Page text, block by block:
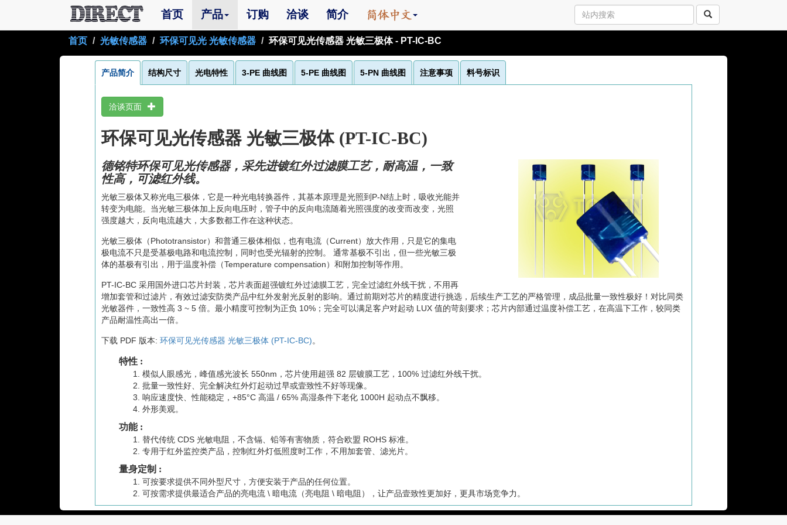
首页(current)
产品 订购 洽谈 简介
首页 光敏传感器 环保可见光 光敏传感器 环保可见光传感器 光敏三极体 - PT-IC-BC
产品简介 结构尺寸 光电特性 3-PE 曲线图 5-PE 曲线图 5-PN 曲线图 注意事项 料号标识
洽谈页面
环保可见光传感器 光敏三极体 (PT-IC-BC)
德铭特环保可见光传感器，采先进镀红外过滤膜工艺，耐高温，一致
性高，可滤红外线。
光敏三极体又称光电三极体，它是一种光电转换器件，其基本原理是光照到P-N结上时，吸收光能并
转变为电能。当光敏三极体加上反向电压时，管子中的反向电流随着光照强度的改变而改变，光照
强度越大，反向电流越大，大多数都工作在这种状态。
光敏三极体（Phototransistor）和普通三极体相似，也有电流（Current）放大作用，只是它的集电
极电流不只是受基极电路和电流控制，同时也受光辐射的控制。 通常基极不引出，但一些光敏三极
体的基极有引出，用于温度补偿（Temperature compensation）和附加控制等作用。
PT-IC-BC 采用国外进口芯片封装，芯片表面超强镀红外过滤膜工艺，完全过滤红外线干扰，不用再
增加套管和过滤片，有效过滤安防类产品中红外发射光反射的影响。通过前期对芯片的精度进行挑选，后续生产工艺的严格管理，成品批量一致性极好！对比同类
光敏器件，一致性高 3 ~ 5 倍。最小精度可控制为正负 10%；完全可以满足客户对起动 LUX 值的苛刻要求；芯片内部通过温度补偿工艺，在高温下工作，较同类
产品耐温性高出一倍。
下载 PDF 版本: 环保可见光传感器 光敏三极体 (PT-IC-BC)。
特性 :
模似人眼感光，峰值感光波长 550nm，芯片使用超强 82 层镀膜工艺，100% 过滤红外线干扰。
批量一致性好、完全解决红外灯起动过早或壹致性不好等现像。
响应速度快、性能稳定，+85°C 高温 / 65% 高湿条件下老化 1000H 起动点不飘移。
外形美观。
功能 :
替代传统 CDS 光敏电阻，不含镉、铅等有害物质，符合欧盟 ROHS 标准。
专用于红外监控类产品，控制红外灯低照度时工作，不用加套管、滤光片。
量身定制 :
可按要求提供不同外型尺寸，方便安装于产品的任何位置。
可按需求提供最适合产品的亮电流 \ 暗电流（亮电阻 \ 暗电阻），让产品壹致性更加好，更具市场竞争力。